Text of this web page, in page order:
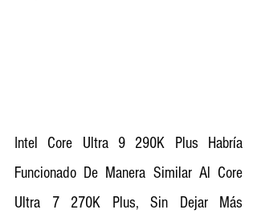
Intel Core Ultra 9 290K Plus Habría
Funcionado De Manera Similar Al Core
Ultra 7 270K Plus, Sin Dejar Más